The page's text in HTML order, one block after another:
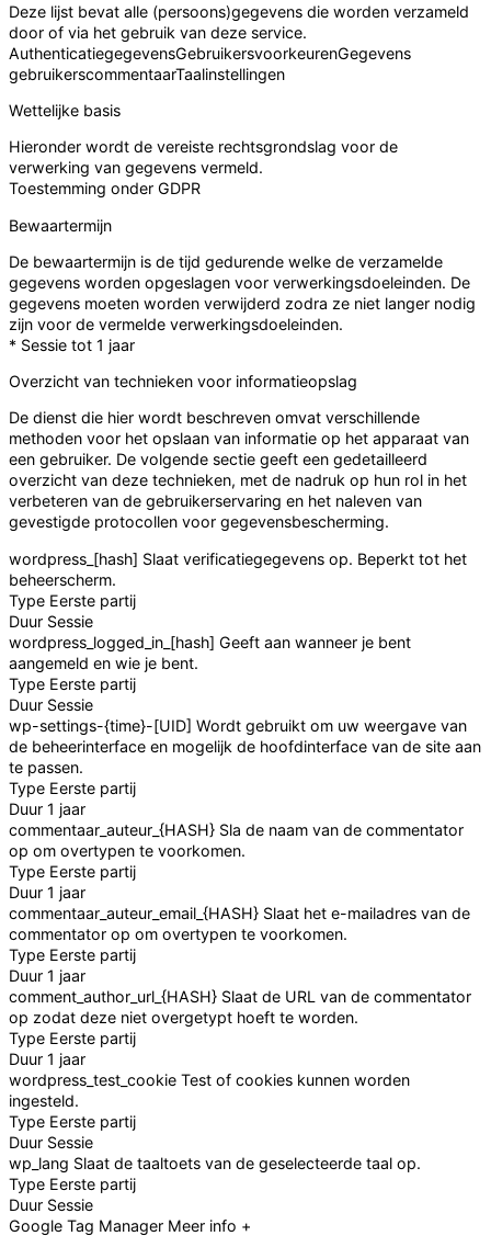
Deze lijst bevat alle (persoons)gegevens die worden verzameld
door of via het gebruik van deze service.
AuthenticatiegegevensGebruikersvoorkeurenGegevens
gebruikerscommentaarTaalinstellingen
Wettelijke basis
Hieronder wordt de vereiste rechtsgrondslag voor de
verwerking van gegevens vermeld.
Toestemming onder GDPR
Bewaartermijn
De bewaartermijn is de tijd gedurende welke de verzamelde
gegevens worden opgeslagen voor verwerkingsdoeleinden. De
gegevens moeten worden verwijderd zodra ze niet langer nodig
zijn voor de vermelde verwerkingsdoeleinden.
* Sessie tot 1 jaar
Overzicht van technieken voor informatieopslag
De dienst die hier wordt beschreven omvat verschillende
methoden voor het opslaan van informatie op het apparaat van
een gebruiker. De volgende sectie geeft een gedetailleerd
overzicht van deze technieken, met de nadruk op hun rol in het
verbeteren van de gebruikerservaring en het naleven van
gevestigde protocollen voor gegevensbescherming.
wordpress_[hash] Slaat verificatiegegevens op. Beperkt tot het
beheerscherm.
Type Eerste partij
Duur Sessie
wordpress_logged_in_[hash] Geeft aan wanneer je bent
aangemeld en wie je bent.
Type Eerste partij
Duur Sessie
wp-settings-{time}-[UID] Wordt gebruikt om uw weergave van
de beheerinterface en mogelijk de hoofdinterface van de site aan
te passen.
Type Eerste partij
Duur 1 jaar
commentaar_auteur_{HASH} Sla de naam van de commentator
op om overtypen te voorkomen.
Type Eerste partij
Duur 1 jaar
commentaar_auteur_email_{HASH} Slaat het e-mailadres van de
commentator op om overtypen te voorkomen.
Type Eerste partij
Duur 1 jaar
comment_author_url_{HASH} Slaat de URL van de commentator
op zodat deze niet overgetypt hoeft te worden.
Type Eerste partij
Duur 1 jaar
wordpress_test_cookie Test of cookies kunnen worden
ingesteld.
Type Eerste partij
Duur Sessie
wp_lang Slaat de taaltoets van de geselecteerde taal op.
Type Eerste partij
Duur Sessie
Google Tag Manager Meer info +